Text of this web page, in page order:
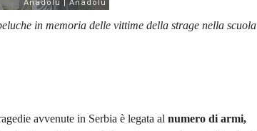
in memoria delle vittime della strage nella scuola
avvenute in Serbia è legata al numero di armi,